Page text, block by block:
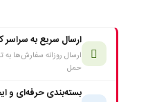
ارسال سریع به سراسر
ارسال روزانه سفارش‌ها به
حمل
بسته‌بندی حرفه‌ای و